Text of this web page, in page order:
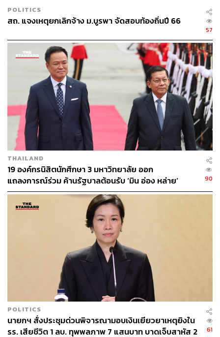
141
ABOUT THE AUTHOR
THE STANDARD TEAM
กองบรรณาธิการ THE STANDARD
POLITICS
สถ. แจงเหตุยกเลิกจ้าง ม.บูรพา จัดสอบท้องถิ่นปี 66
57
THAILAND
19 องค์กรนิสิตนักศึกษา 3 มหาวิทยาลัย ออก
แถลงการณ์ร่วม ค้านรัฐบาลต้อนรับ ‘มิน อ่อง หล่าย’
90
POLITICS
นายกฯ สั่งประชุมด่วนพิจารณามอบเงินเยียวยาเหตุยิงใน
รร. เสียชีวิต 1 ลบ. ทุพพลภาพ 7 แสนบาท บาดเจ็บสาหัส 2
61